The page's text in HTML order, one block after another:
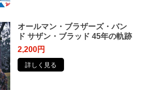
オールマン・ブラザーズ・バン
ド サザン・ブラッド 45年の軌跡
2,200円
詳しく見る